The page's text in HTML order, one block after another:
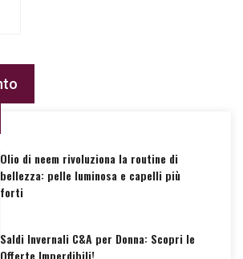
Olio di neem rivoluziona la routine di
bellezza: pelle luminosa e capelli più
forti
Saldi Invernali C&A per Donna: Scopri le
Offerte Imperdibili!